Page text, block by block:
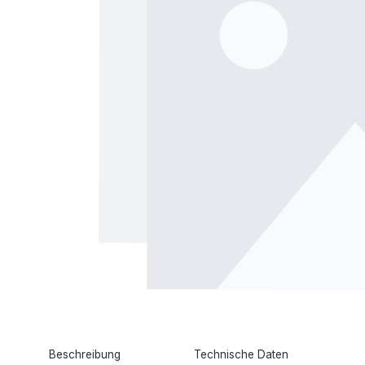
Beschreibung Technische Daten